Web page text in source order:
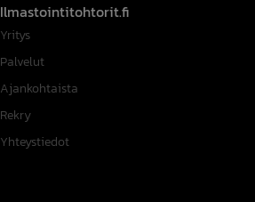
Ilmastointitohtorit.fi
Yritys
Palvelut
Ajankohtaista
Rekry
Yhteystiedot